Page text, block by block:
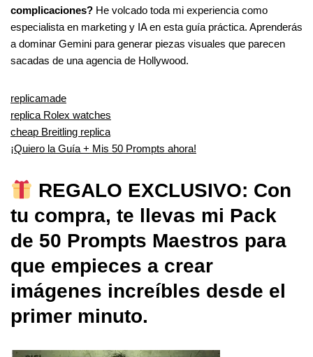
complicaciones? He volcado toda mi experiencia como
especialista en marketing y IA en esta guía práctica. Aprenderás
a dominar Gemini para generar piezas visuales que parecen
sacadas de una agencia de Hollywood.
replicamade
replica Rolex watches
cheap Breitling replica
¡Quiero la Guía + Mis 50 Prompts ahora!
REGALO EXCLUSIVO: Con
tu compra, te llevas mi Pack
de 50 Prompts Maestros para
que empieces a crear
imágenes increíbles desde el
primer minuto.